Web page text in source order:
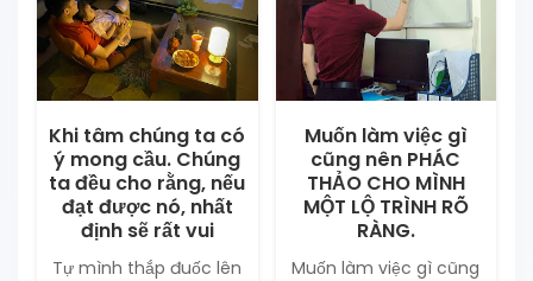
Khi tâm chúng ta có
ý mong cầu. Chúng
ta đều cho rằng, nếu
đạt được nó, nhất
định sẽ rất vui
Tự mình thắp đuốc lên
Muốn làm việc gì
cũng nên PHÁC
THẢO CHO MÌNH
MỘT LỘ TRÌNH RÕ
RÀNG.
Muốn làm việc gì cũng